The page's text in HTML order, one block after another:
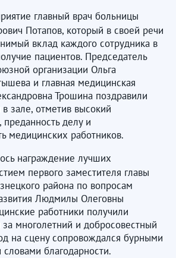
главный врач больницы
Потапов, который в своей речи
вклад каждого сотрудника в
пациентов. Председатель
организации Ольга
и главная медицинская
Трошина поздравили
зале, отметив высокий
делу и
медицинских работников.
награждение лучших
первого заместителя главы
района по вопросам
Людмилы Олеговны
работники получили
многолетний и добросовестный
на сцену сопровождался бурными
благодарности.